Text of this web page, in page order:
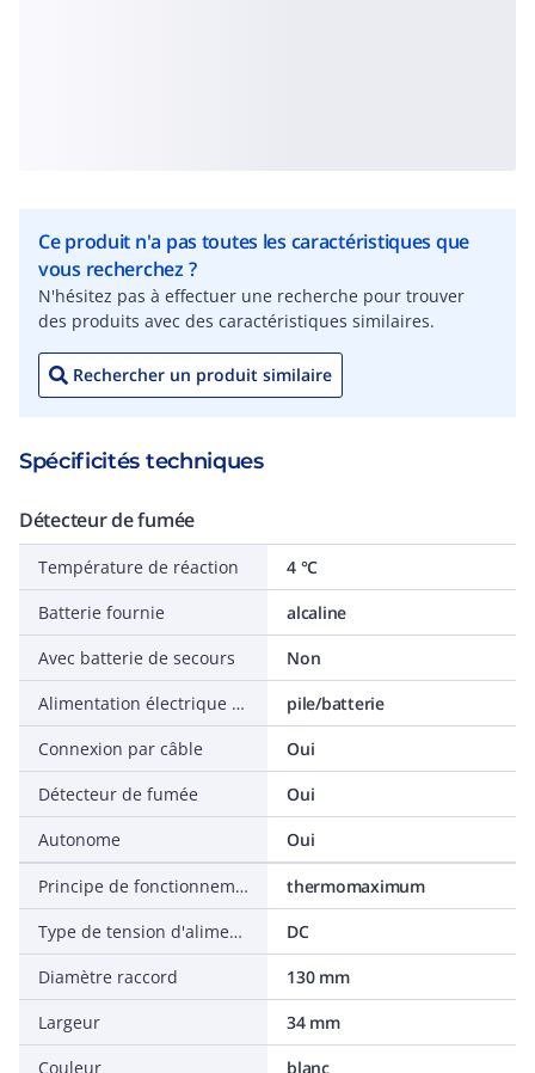
Ce produit n'a pas toutes les caractéristiques que
vous recherchez ?
N'hésitez pas à effectuer une recherche pour trouver
des produits avec des caractéristiques similaires.
Rechercher un produit similaire
Spécificités techniques
Détecteur de fumée
Température de réaction
4 °C
Batterie fournie
alcaline
Avec batterie de secours
Non
Alimentation électrique principale
pile/batterie
Connexion par câble
Oui
Détecteur de fumée
Oui
Autonome
Oui
Principe de fonctionnement
thermomaximum
Type de tension d'alimentation
DC
Diamètre raccord
130 mm
Largeur
34 mm
Couleur
blanc